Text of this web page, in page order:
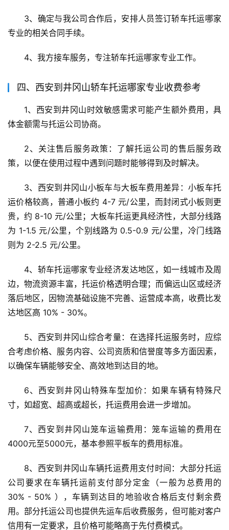
3、确定与我公司合作后，安排人员签订轿车托运哪家
专业的相关合同手续。
4、我方接车服务，专注轿车托运哪家专业工作。
四、西安到井冈山轿车托运哪家专业收费参考
1、西安到井冈山时效敏感需求可能产生额外费用，具
体金额需与托运公司协商。
2、关注售后服务政策：了解托运公司的售后服务政
策，以便在使用过程中遇到问题时能够得到及时解决。
3、西安到井冈山小板车与大板车费用差异：小板车托
运价格较高，普通小板约 4-7 元/公里，而封闭式小板则更
贵，约 8-10 元/公里；大板车托运更具经济性，大部分线路
为 1-1.5 元/公里，个别线路为 0.5-0.9 元/公里，冷门线路
则为 2-2.5 元/公里。
4、轿车托运哪家专业经济发达地区，如一线城市及周
边，物流资源丰富，托运价格透明合理；而偏远山区或经济
落后地区，因物流基础设施不完善、运营成本高，收费比发
达地区高 10% - 30%。
5、西安到井冈山综合考量：在选择托运服务时，应综
合考虑价格、服务内容、公司资质和信誉度等多方面因素，
以确保车辆能够安全、高效地到达目的地。
6、西安到井冈山特殊车型加价：如果车辆有特殊尺
寸，如超宽、超高或超长，托运费用会进一步增加。
7、西安到井冈山笼车运输费用：笼车运输的费用在
4000元至5000元，基本参照平板车的费用标准。
8、西安到井冈山车辆托运费用支付时间：大部分托运
公司要求在车辆托运前支付部分定金（一般为总费用的
30% - 50% ），车辆到达目的地验收合格后支付剩余费
用。部分托运公司也提供先运车后收费服务，但可能对客户
信用有一定要求，且价格可能略高于先付费模式。